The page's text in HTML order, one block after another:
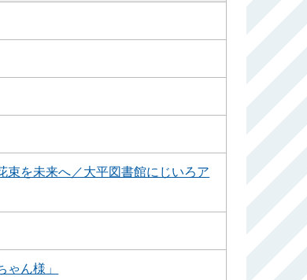
束を未来へ／大平図書館にじいろア
ん様」